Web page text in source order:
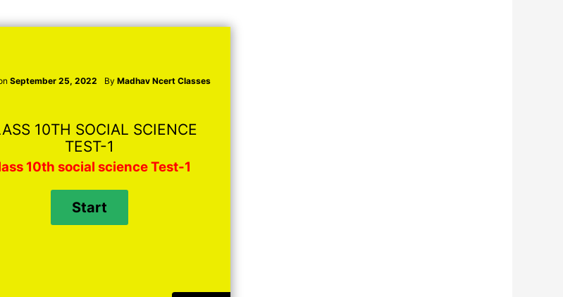
September 25, 2022 By Madhav Ncert Classes
10TH SOCIAL SCIENCE
TEST-1
10th social science Test-1